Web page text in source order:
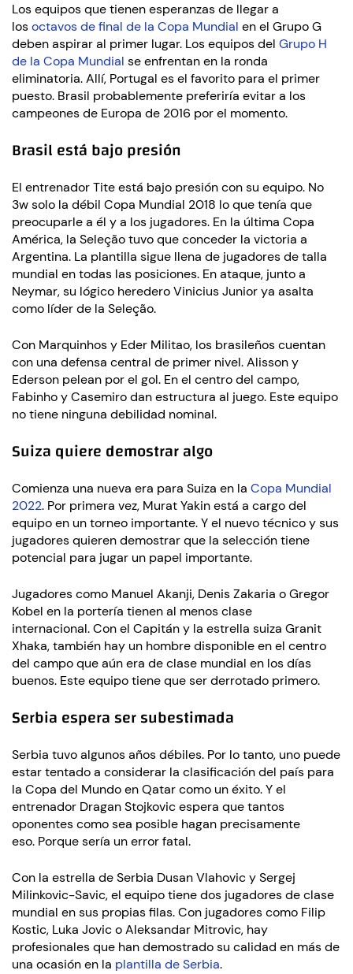
Los equipos que tienen esperanzas de llegar a
losoctavos de final de la Copa Mundial en el Grupo G
deben aspirar al primer lugar. Los equipos del Grupo H
de la Copa Mundial se enfrentan en la ronda
eliminatoria. Allí, Portugal es el favorito para el primer
puesto. Brasil probablemente preferiría evitar a los
campeones de Europa de 2016 por el momento.
Brasil está bajo presión
El entrenador Tite está bajo presión con su equipo. No
3w solo la débil Copa Mundial 2018 lo que tenía que
preocuparle a él y a los jugadores. En la última Copa
América, la Seleção tuvo que conceder la victoria a
Argentina. La plantilla sigue llena de jugadores de talla
mundial en todas las posiciones. En ataque, junto a
Neymar, su lógico heredero Vinicius Junior ya asalta
como líder de la Seleção.
Con Marquinhos y Eder Militao, los brasileños cuentan
con una defensa central de primer nivel. Alisson y
Ederson pelean por el gol. En el centro del campo,
Fabinho y Casemiro dan estructura al juego. Este equipo
no tiene ninguna debilidad nominal.
Suiza quiere demostrar algo
Comienza una nueva era para Suiza en la Copa Mundial
2022. Por primera vez, Murat Yakin está a cargo del
equipo en un torneo importante. Y el nuevo técnico y sus
jugadores quieren demostrar que la selección tiene
potencial para jugar un papel importante.
Jugadores como Manuel Akanji, Denis Zakaria o Gregor
Kobel en la portería tienen al menos clase
internacional. Con el Capitán y la estrella suiza Granit
Xhaka, también hay un hombre disponible en el centro
del campo que aún era de clase mundial en los días
buenos. Este equipo tiene que ser derrotado primero.
Serbia espera ser subestimada
Serbia tuvo algunos años débiles. Por lo tanto, uno puede
estar tentado a considerar la clasificación del país para
la Copa del Mundo en Qatar como un éxito. Y el
entrenador Dragan Stojkovic espera que tantos
oponentes como sea posible hagan precisamente
eso. Porque sería un error fatal.
Con la estrella de Serbia Dusan Vlahovic y Sergej
Milinkovic-Savic, el equipo tiene dos jugadores de clase
mundial en sus propias filas. Con jugadores como Filip
Kostic, Luka Jovic o Aleksandar Mitrovic, hay
profesionales que han demostrado su calidad en más de
una ocasión en la plantilla de Serbia.